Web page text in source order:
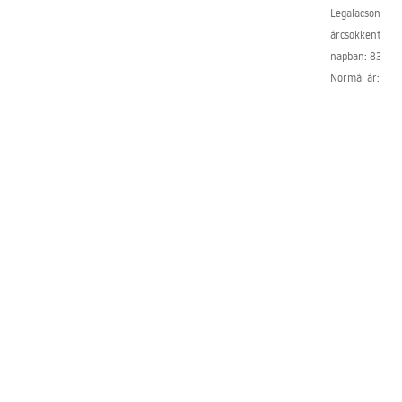
árcsökkentést
napban: 83
Normál ár: